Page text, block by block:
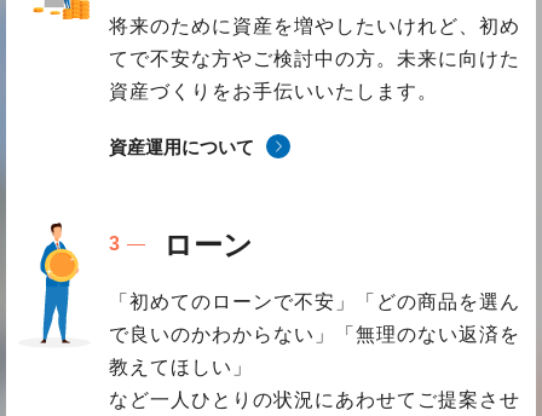
将来のために資産を増やしたいけれど、初め
てで不安な方やご検討中の方。未来に向けた
資産づくりをお手伝いいたします。
資産運用について
ローン
「初めてのローンで不安」「どの商品を選ん
で良いのかわからない」「無理のない返済を
教えてほしい」
など一人ひとりの状況にあわせてご提案させ